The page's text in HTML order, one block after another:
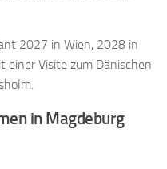
2027 in Wien, 2028 in
einer Visite zum Dänischen
in Magdeburg